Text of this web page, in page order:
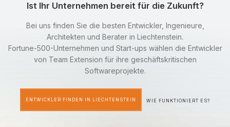
Ist Ihr Unternehmen bereit für die Zukunft?
Bei uns finden Sie die besten Entwickler, Ingenieure,
Architekten und Berater in Liechtenstein.
Fortune-500-Unternehmen und Start-ups wählen die Entwickler
von Team Extension für ihre geschäftskritischen
Softwareprojekte.
ENTWICKLER FINDEN IN LIECHTENSTEIN WIE FUNKTIONIERT ES?